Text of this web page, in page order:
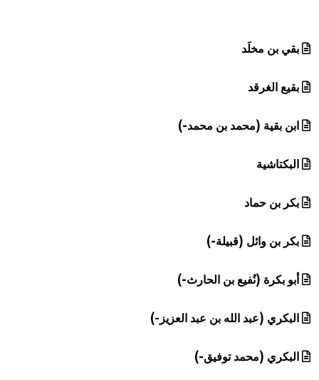
بقي بن مخلَد
بقيع الغرقد
ابن بقية (محمد بن محمد-)
البكتاشية
بكر بن حماد
بكر بن وائل (قبيلة-)
أبو بكرة (نُفيع بن الحارث-)
البكري (عبد الله بن عبد العزيز-)
البكري (محمد توفيق-)